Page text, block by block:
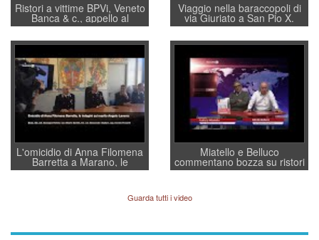
Ristori a vittime BPVi, Veneto
Banca & c., appello al
sottosegretario Alessio
Villarosa: per mettere ordine
convochi con Di Maio CNCU
a supporto della cabina di
regia al Mef
Viaggio nella baraccopoli di
via Giuriato a San Pio X.
Vicenza ai Vicentini: “faremo
un regalo di Natale ai
residenti”
L'omicidio di Anna Filomena
Barretta a Marano, le
indagini dei carabinieri di
quelle di... Barbara D'Urso
Miatello e Belluco
commentano bozza su ristori
BPVi e Veneto Banca
Guarda tutti i video